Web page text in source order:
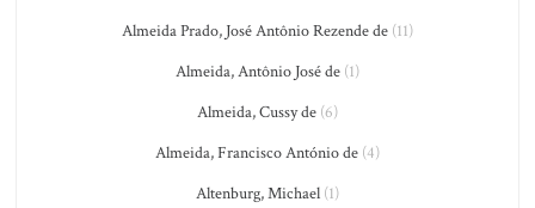
Almeida Prado, José Antônio Rezende de (11)
Almeida, Antônio José de (1)
Almeida, Cussy de (6)
Almeida, Francisco António de (4)
Altenburg, Michael (1)